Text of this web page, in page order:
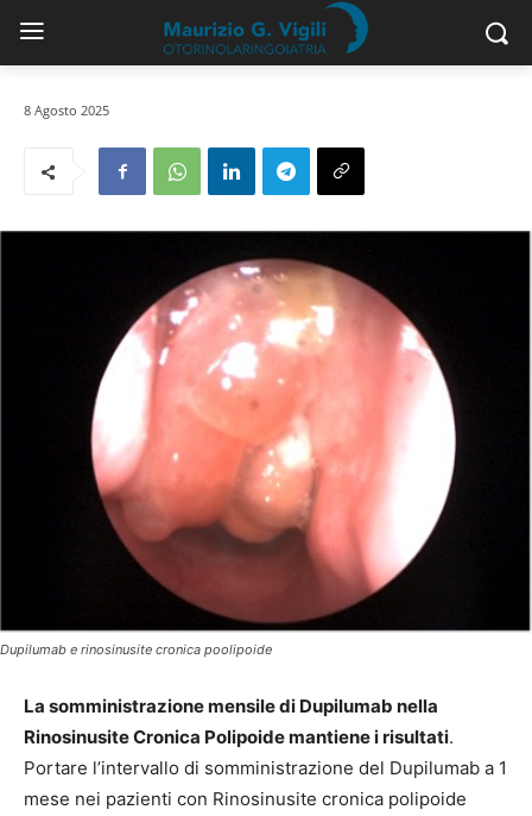
8 Agosto 2025
Dupilumab e rinosinusite cronica poolipoide
La somministrazione mensile di Dupilumab nella
Rinosinusite Cronica Polipoide mantiene i risultati.
Portare l’intervallo di somministrazione del Dupilumab a 1
mese nei pazienti con Rinosinusite cronica polipoide